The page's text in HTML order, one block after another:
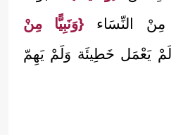
النِّسَاء {وَنَبِيًّا مِنْ
يَعْمَل خَطِيئَة وَلَمْ يَهِمّ